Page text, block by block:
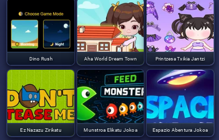
Dino Rush Aha World Dream Town Printzesa Txikia Jantzi
Ez Nazazu Zirikatu Munstroa Elikatu Jokoa Espazio Abentura Jokoa